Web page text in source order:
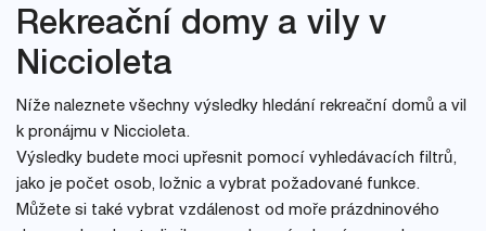
Rekreační domy a vily v
Niccioleta
Níže naleznete všechny výsledky hledání rekreační domů a vil
k pronájmu v Niccioleta.
Výsledky budete moci upřesnit pomocí vyhledávacích filtrů,
jako je počet osob, ložnic a vybrat požadované funkce.
Můžete si také vybrat vzdálenost od moře prázdninového